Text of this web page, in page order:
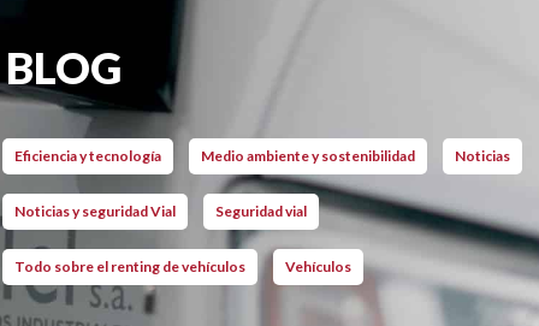
BLOG
Eficiencia y tecnología Medio ambiente y sostenibilidad Noticias
Noticias y seguridad Vial Seguridad vial
Todo sobre el renting de vehículos Vehículos